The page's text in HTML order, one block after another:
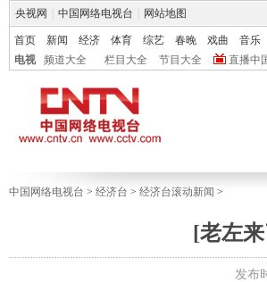
央视网 中国网络电视台 网站地图
首页 新闻 经济 体育 综艺 春晚 戏曲 音乐
电视
频道大全 栏目大全 节目大全 直播中
中国网络电视台 > 经济台 > 经济台滚动新闻 >
[老左
发布